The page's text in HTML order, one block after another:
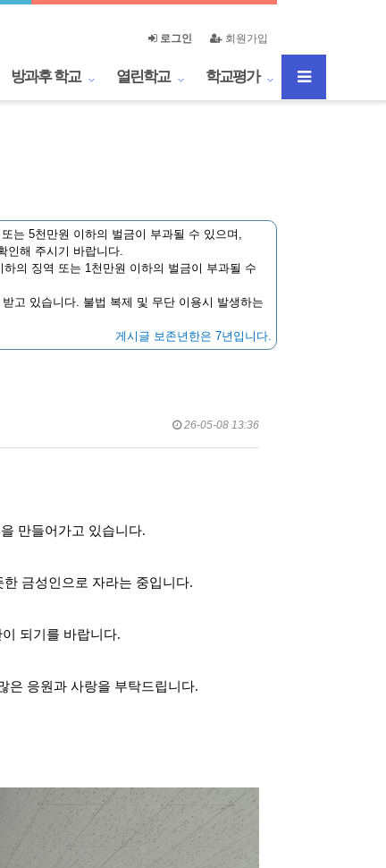
회원가입
로그인
방과후 학교 열린학교 학교평가
는 5천만원 이하의 벌금이 부과될 수 있으며,
인해 주시기 바랍니다.
의 징역 또는 1천만원 이하의 벌금이 부과될 수
고 있습니다. 불법 복제 및 무단 이용시 발생하는
게시글 보존년한은 7년입니다.
26-05-08 13:36
만들어가고 있습니다.
금성인으로 자라는 중입니다.
되기를 바랍니다.
은 응원과 사랑을 부탁드립니다.